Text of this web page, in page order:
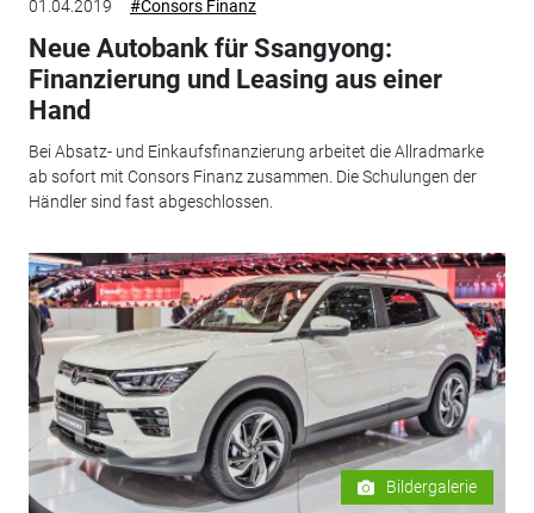
01.04.2019 #Consors Finanz
Neue Autobank für Ssangyong:
Finanzierung und Leasing aus einer
Hand
Bei Absatz- und Einkaufsfinanzierung arbeitet die Allradmarke
ab sofort mit Consors Finanz zusammen. Die Schulungen der
Händler sind fast abgeschlossen.
Bildergalerie